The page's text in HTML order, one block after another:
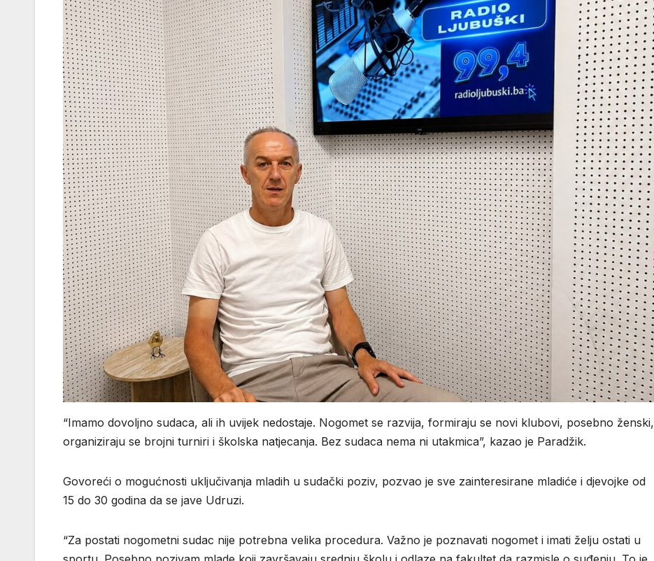
“Imamo dovoljno sudaca, ali ih uvijek nedostaje. Nogomet se razvija, formiraju se novi klubovi, posebno ženski,
organiziraju se brojni turniri i školska natjecanja. Bez sudaca nema ni utakmica”, kazao je Paradžik.
Govoreći o mogućnosti uključivanja mladih u sudački poziv, pozvao je sve zainteresirane mladiće i djevojke od
15 do 30 godina da se jave Udruzi.
“Za postati nogometni sudac nije potrebna velika procedura. Važno je poznavati nogomet i imati želju ostati u